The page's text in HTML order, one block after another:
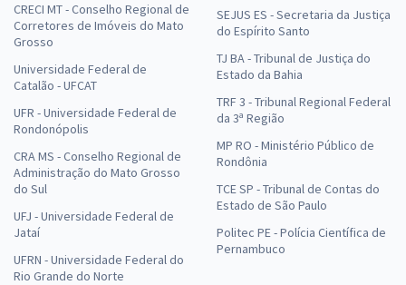
CRECI MT - Conselho Regional de
Corretores de Imóveis do Mato
Grosso
Universidade Federal de
Catalão - UFCAT
UFR - Universidade Federal de
Rondonópolis
CRA MS - Conselho Regional de
Administração do Mato Grosso
do Sul
UFJ - Universidade Federal de
Jataí
UFRN - Universidade Federal do
Rio Grande do Norte
SEJUS ES - Secretaria da Justiça
do Espírito Santo
TJ BA - Tribunal de Justiça do
Estado da Bahia
TRF 3 - Tribunal Regional Federal
da 3ª Região
MP RO - Ministério Público de
Rondônia
TCE SP - Tribunal de Contas do
Estado de São Paulo
Politec PE - Polícia Científica de
Pernambuco